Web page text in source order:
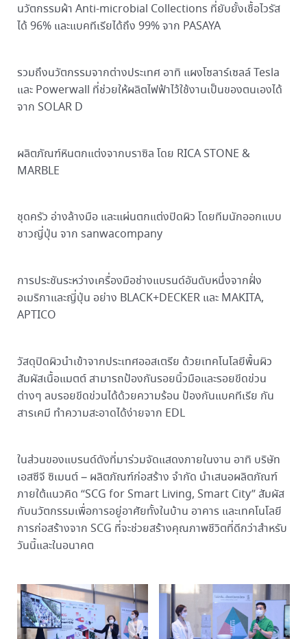
นวัตกรรมผ้า Anti-microbial Collections ที่ยับยั้งเชื้อไวรัส
ได้ 96% และแบคทีเรียได้ถึง 99% จาก PASAYA
รวมถึงนวัตกรรมจากต่างประเทศ อาทิ แผงโซลาร์เซลล์ Tesla
และ Powerwall ที่ช่วยให้ผลิตไฟฟ้าไว้ใช้งานเป็นของตนเองได้
จาก SOLAR D
ผลิตภัณฑ์หินตกแต่งจากบราซิล โดย RICA STONE &
MARBLE
ชุดครัว อ่างล้างมือ และแผ่นตกแต่งปิดผิว โดยทีมนักออกแบบ
ชาวญี่ปุ่น จาก sanwacompany
การประชันระหว่างเครื่องมือช่างแบรนด์อันดับหนึ่งจากฝั่ง
อเมริกาและญี่ปุ่น อย่าง BLACK+DECKER และ MAKITA,
APTICO
วัสดุปิดผิวนำเข้าจากประเทศออสเตรีย ด้วยเทคโนโลยีพื้นผิว
สัมผัสเนื้อแมตต์ สามารถป้องกันรอยนิ้วมือและรอยขีดข่วน
ต่างๆ ลบรอยขีดข่วนได้ด้วยความร้อน ป้องกันแบคทีเรีย กัน
สารเคมี ทำความสะอาดได้ง่ายจาก EDL
ในส่วนของแบรนด์ดังที่มาร่วมจัดแสดงภายในงาน อาทิ บริษัท
เอสซีจี ซิเมนต์ – ผลิตภัณฑ์ก่อสร้าง จำกัด นำเสนอผลิตภัณฑ์
ภายใต้แนวคิด “SCG for Smart Living, Smart City” สัมผัส
กับนวัตกรรมเพื่อการอยู่อาศัยทั้งในบ้าน อาคาร และเทคโนโลยี
การก่อสร้างจาก SCG ที่จะช่วยสร้างคุณภาพชีวิตที่ดีกว่าสำหรับ
วันนี้และในอนาคต